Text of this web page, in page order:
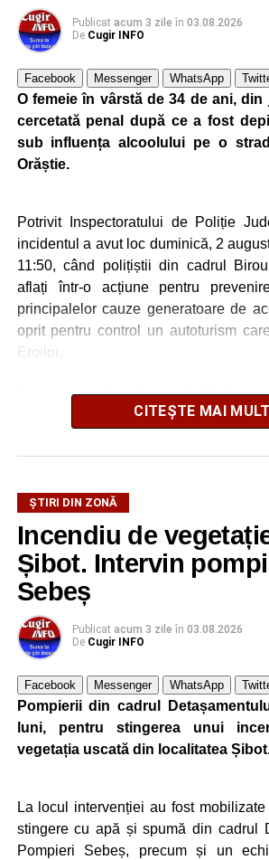
Publicat acum 3 zile în 03.08.2026
De Cugir INFO
Facebook Messenger WhatsApp
O femeie în vârstă de 34 de ani, din
cercetată penal după ce a fost
sub influența alcoolului pe o
Orăștie.
Potrivit Inspectoratului de Poliție
incidentul a avut loc duminică, 2
11:50, când polițiștii din cadrul
aflați într-o acțiune pentru
principalelor cauze generatoare de
oprit pentru control un autoturism
Eroilor.
La volan se afla o femeie de 34 de ani,
urma testării cu aparatul etilotest,
i-au fost recoltate probe biologice
Polițiștii au întocmit dosar penal
conducerea unui vehicul sub
altor substanțe, iar cercetările
tuturor împrejurărilor și dispunerea
Adaugă cugirinfo.ro
preferată pe
Cum și-a construit un
mașină solară. Vehiculul a ajuns
CITEȘTE MAI MULT
ŞTIRI DIN ZONĂ
Incendiu de
Șibot. Intervin
Sebeș
Publicat acum 3 zile în 03.08.2026
De Cugir INFO
Facebook Messenger WhatsApp
Pompierii din cadrul
luni, pentru stingerea unui
vegetația uscată din localitatea
La locul intervenției au fost
stingere cu apă și spumă din cadrul
Pompieri Sebeș, precum și un